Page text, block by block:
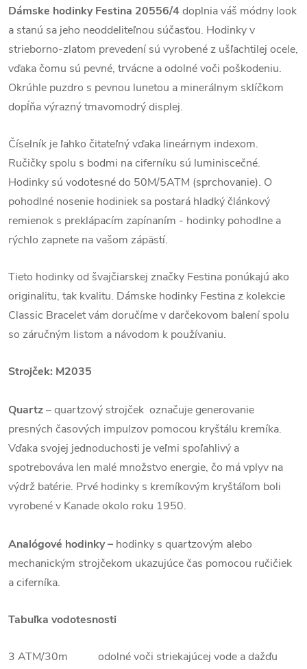
Dámske hodinky Festina 20556/4doplnia váš módny look
a stanú sa jeho neoddeliteľnou súčasťou. Hodinky v
strieborno-zlatom prevedení sú vyrobené z ušľachtilej ocele,
vďaka čomu sú pevné, trvácne a odolné voči poškodeniu.
Okrúhle puzdro s pevnou lunetou a minerálnym sklíčkom
dopĺňa výrazný tmavomodrý displej.
Číselník je ľahko čitateľný vďaka lineárnym indexom.
Ručičky spolu s bodmi na ciferníku sú luminiscečné.
Hodinky sú vodotesné do 50M/5ATM (sprchovanie). O
pohodlné nosenie hodiniek sa postará hladký článkový
remienok s preklápacím zapínaním - hodinky pohodlne a
rýchlo zapnete na vašom zápästí.
Tieto hodinky od švajčiarskej značky Festina ponúkajú ako
originalitu, tak kvalitu. Dámske hodinky Festina z kolekcie
Classic Bracelet vám doručíme v darčekovom balení spolu
so záručným listom a návodom k používaniu.
Strojček: M2035
Quartz– quartzový strojček označuje generovanie
presných časových impulzov pomocou kryštálu kremíka.
Vďaka svojej jednoduchosti je veľmi spoľahlivý a
spotrebováva len malé množstvo energie, čo má vplyv na
výdrž batérie. Prvé hodinky s kremíkovým kryštáľom boli
vyrobené v Kanade okolo roku 1950.
Analógové hodinky – hodinky s quartzovým alebo
mechanickým strojčekom ukazujúce čas pomocou ručičiek
a ciferníka.
Tabuľka vodotesnosti
3 ATM/30m odolné voči striekajúcej vode a dažďu